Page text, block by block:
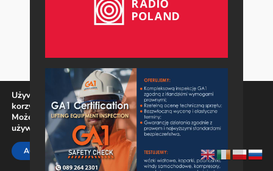
Używamy ciasteczek, aby zapewnić najlepszą jakość
korzystania z naszej witryny.
Możesz dowiedzieć się więcej o tym, jakich ciasteczek
używamy, lub wyłączyć je wustawieniach.
ACCEPT REJECT SETTINGS Zamknij panel